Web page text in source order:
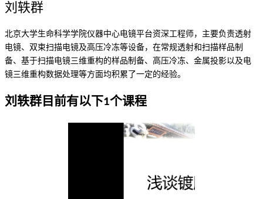
出版物：9
高天龙
出版物：7
武素芳
刘轶群
北京大学生命科学学院仪器中心电镜平台资深工程师，主要负责透射
电镜、双束扫描电镜及高压冷冻等设备，在常规透射和扫描样品制
备、基于扫描电镜三维重构的样品制备、高压冷冻、金属投影以及电
镜三维重构数据处理等方面均积累了一定的经验。
刘轶群目前有以下1个课程